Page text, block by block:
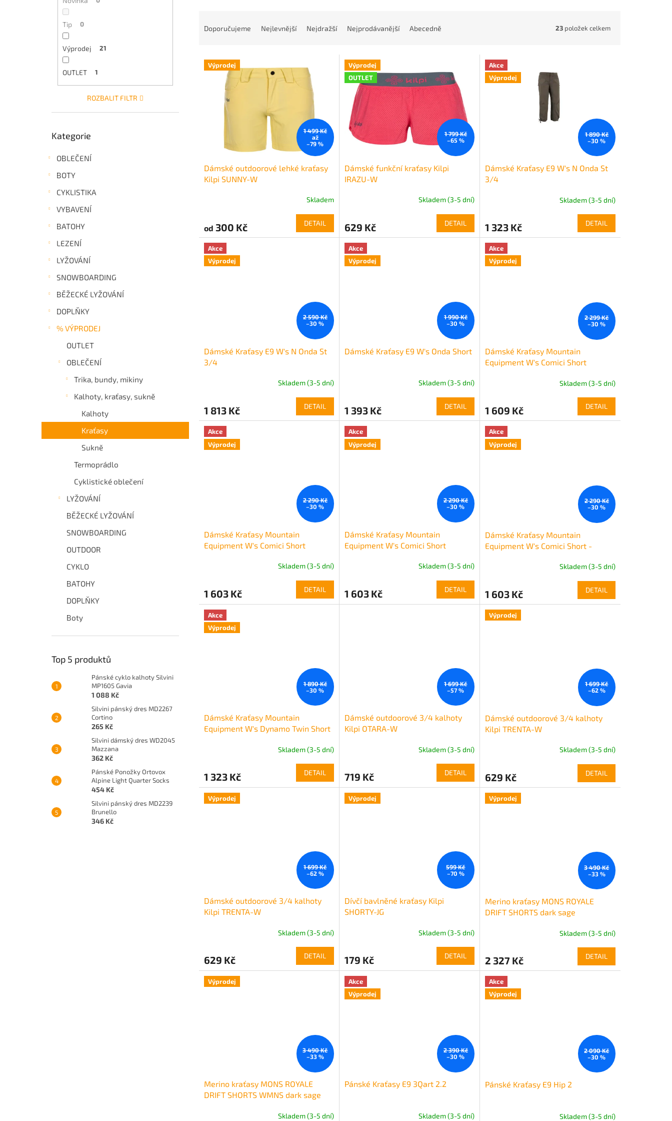
Tip 0
Výprodej 21
OUTLET 1
ROZBALIT FILTR
kategorie
Kategorie
OBLEČENÍ
BOTY
CYKLISTIKA
VYBAVENÍ
BATOHY
LEZENÍ
LYŽOVÁNÍ
SNOWBOARDING
BĚŽECKÉ LYŽOVÁNÍ
DOPLŇKY
% VÝPRODEJ
OUTLET
OBLEČENÍ
Trika, bundy, mikiny
Kalhoty, kraťasy, sukně
Kalhoty
Kraťasy
Sukně
Termoprádlo
Cyklistické oblečení
LYŽOVÁNÍ
BĚŽECKÉ LYŽOVÁNÍ
SNOWBOARDING
OUTDOOR
CYKLO
BATOHY
DOPLŇKY
Boty
Top 5 produktů
Pánské cyklo kalhoty Silvini
MP1605 Gavia
1 088 Kč
Silvini pánský dres MD2267
Cortino
265 Kč
Silvini dámský dres WD2045
Mazzana
362 Kč
Pánské Ponožky Ortovox
Alpine Light Quarter Socks
454 Kč
Silvini pánský dres MD2239
Brunello
346 Kč
n
Doporučujeme Nejlevnější Nejdražší Nejprodávanější Abecedně 23 položek celkem
V Výprodej
1 499 Kč
až
–79 %
Dámské outdoorové lehké kraťasy
Kilpi SUNNY-W
Skladem
od 300 Kč DETAIL
Výprodej
OUTLET
1 799 Kč
–65 %
Dámské funkční kraťasy Kilpi
IRAZU-W
Skladem (3-5 dní)
629 Kč DETAIL
Akce
Výprodej
1 890 Kč
–30 %
Dámské Kraťasy E9 W's N Onda St
3/4
Skladem (3-5 dní)
1 323 Kč DETAIL
Akce
Výprodej
2 590 Kč
–30 %
Dámské Kraťasy E9 W's N Onda St
3/4
Skladem (3-5 dní)
1 813 Kč DETAIL
Akce
Výprodej
1 990 Kč
–30 %
Dámské Kraťasy E9 W's Onda Short
Skladem (3-5 dní)
1 393 Kč DETAIL
Akce
Výprodej
2 299 Kč
–30 %
Dámské Kraťasy Mountain
Equipment W's Comici Short
Skladem (3-5 dní)
1 609 Kč DETAIL
Akce
Výprodej
2 290 Kč
–30 %
Dámské Kraťasy Mountain
Equipment W's Comici Short
Skladem (3-5 dní)
1 603 Kč DETAIL
Akce
Výprodej
2 290 Kč
–30 %
Dámské Kraťasy Mountain
Equipment W's Comici Short
Skladem (3-5 dní)
1 603 Kč DETAIL
Akce
Výprodej
2 290 Kč
–30 %
Dámské Kraťasy Mountain
Equipment W's Comici Short -
Skladem (3-5 dní)
1 603 Kč DETAIL
Akce
Výprodej
1 890 Kč
–30 %
Dámské Kraťasy Mountain
Equipment W's Dynamo Twin Short
Skladem (3-5 dní)
1 323 Kč DETAIL
1 699 Kč
–57 %
Dámské outdoorové 3/4 kalhoty
Kilpi OTARA-W
Skladem (3-5 dní)
719 Kč DETAIL
Výprodej
1 699 Kč
–62 %
Dámské outdoorové 3/4 kalhoty
Kilpi TRENTA-W
Skladem (3-5 dní)
629 Kč DETAIL
Výprodej
1 699 Kč
–62 %
Dámské outdoorové 3/4 kalhoty
Kilpi TRENTA-W
Skladem (3-5 dní)
629 Kč DETAIL
Výprodej
599 Kč
–70 %
Dívčí bavlněné kraťasy Kilpi
SHORTY-JG
Skladem (3-5 dní)
179 Kč DETAIL
Výprodej
3 490 Kč
–33 %
Merino kraťasy MONS ROYALE
DRIFT SHORTS dark sage
Skladem (3-5 dní)
2 327 Kč DETAIL
Výprodej
3 490 Kč
–33 %
Merino kraťasy MONS ROYALE
DRIFT SHORTS WMNS dark sage
Skladem (3-5 dní)
Akce
Výprodej
2 390 Kč
–30 %
Pánské Kraťasy E9 3Qart 2.2
Skladem (3-5 dní)
Akce
Výprodej
2 090 Kč
–30 %
Pánské Kraťasy E9 Hip 2
Skladem (3-5 dní)